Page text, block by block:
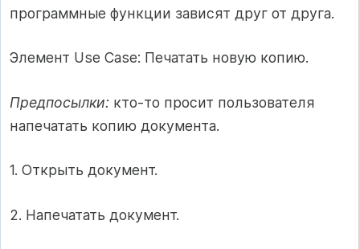
программные функции зависят друг от друга.
Элемент Use Case: Печатать новую копию.
Предпосылки: кто-то просит пользователя
напечатать копию документа.
1. Открыть документ.
2. Напечатать документ.